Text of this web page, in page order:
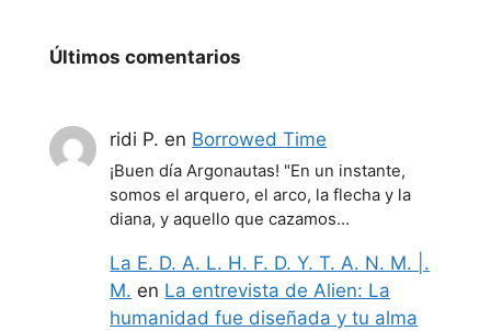
Últimos comentarios
ridi P. en Borrowed Time
¡Buen día Argonautas! "En un instante,
somos el arquero, el arco, la flecha y la
diana, y aquello que cazamos…
La E. D. A. L. H. F. D. Y. T. A. N. M. |.
M. en La entrevista de Alien: La
humanidad fue diseñada y tu alma